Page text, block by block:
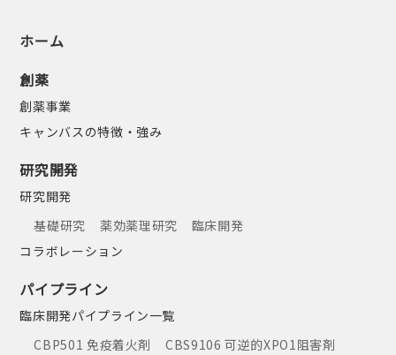
ホーム
創薬
創薬事業
キャンバスの特徴・強み
研究開発
研究開発
基礎研究
薬効薬理研究
臨床開発
コラボレーション
パイプライン
臨床開発パイプライン一覧
CBP501 免疫着火剤
CBS9106 可逆的XPO1阻害剤